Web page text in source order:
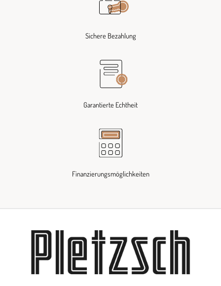
Sichere Bezahlung
Garantierte Echtheit
Finanzierungsmöglichkeiten